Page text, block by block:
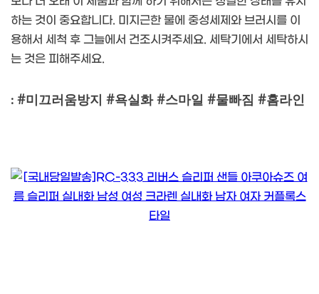
하는 것이 중요합니다. 미지근한 물에 중성세제와 브러시를 이
용해서 세척 후 그늘에서 건조시켜주세요. 세탁기에서 세탁하시
는 것은 피해주세요.
: #미끄러움방지 #욕실화 #스마일 #물빠짐 #홈라인